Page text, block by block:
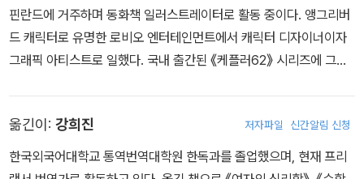
핀란드에 거주하며 동화책 일러스트레이터로 활동 중이다. 앵그리버
드 캐릭터로 유명한 로비오 엔터테인먼트에서 캐릭터 디자이너이자
그래픽 아티스트로 일했다. 국내 출간된 《케플러62》 시리즈에 그림
옮긴이: 강희진 저자파일 신간알림 신청
한국외국어대학교 통역번역대학원 한독과를 졸업했으며, 현재 프리